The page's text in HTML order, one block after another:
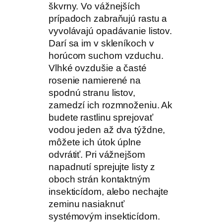
škvrny. Vo vážnejších
prípadoch zabraňujú rastu a
vyvolávajú opadávanie listov.
Darí sa im v skleníkoch v
horúcom suchom vzduchu.
Vlhké ovzdušie a časté
rosenie namierené na
spodnú stranu listov,
zamedzí ich rozmnoženiu. Ak
budete rastlinu sprejovať
vodou jeden až dva týždne,
môžete ich útok úplne
odvrátiť. Pri vážnejšom
napadnutí sprejujte listy z
oboch strán kontaktným
insekticídom, alebo nechajte
zeminu nasiaknuť
systémovým insekticídom.